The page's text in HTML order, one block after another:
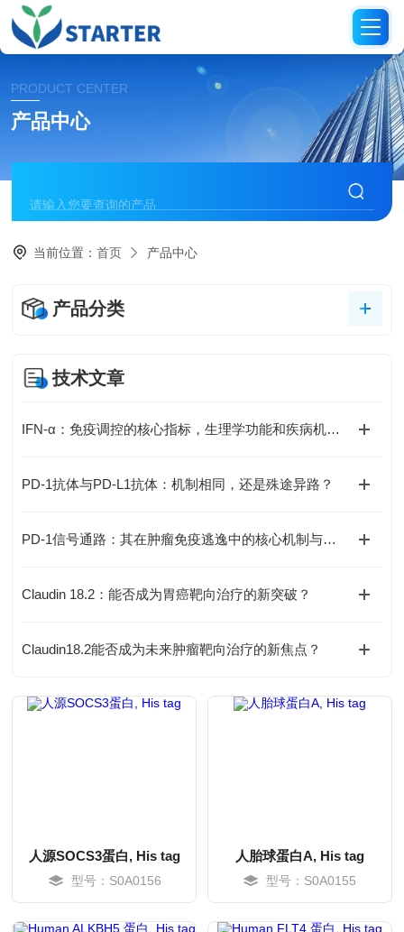
PRODUCT CENTER
产品中心
当前位置：首页 产品中心
产品分类
技术文章
IFN-α：免疫调控的核心指标，生理学功能和疾病机制全解析
PD-1抗体与PD-L1抗体：机制相同，还是殊途异路？
PD-1信号通路：其在肿瘤免疫逃逸中的核心机制与靶向治疗的挑战何在？
Claudin 18.2：能否成为胃癌靶向治疗的新突破？
Claudin18.2能否成为未来肿瘤靶向治疗的新焦点？
人源SOCS3蛋白, His tag
型号：S0A0156
人胎球蛋白A, His tag
型号：S0A0155